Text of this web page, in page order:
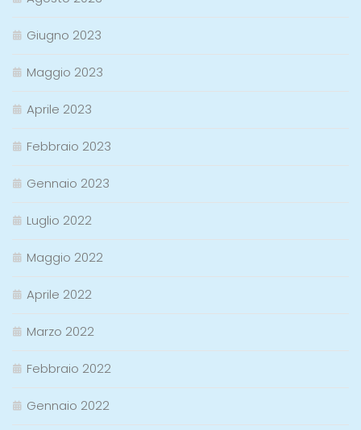
Giugno 2023
Maggio 2023
Aprile 2023
Febbraio 2023
Gennaio 2023
Luglio 2022
Maggio 2022
Aprile 2022
Marzo 2022
Febbraio 2022
Gennaio 2022